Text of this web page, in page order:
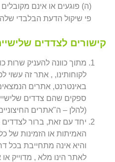
(ה) פוגעים או אינם
פי שיקול הדעת הבלבדי
קישורים לצדדים
מתוך כוונה להעניק שרות
לקוחותינו, , אתר זה עשוי
באינטרנט, אתרים
ספקים שהם צדדים
(להלן – ה"אתרים
יחד עם זאת, ברור לצדדים
האמיתות או הזמינות של
והיא אינה מתחייבת בכל
לאתר הינו מלא , מדוייק או